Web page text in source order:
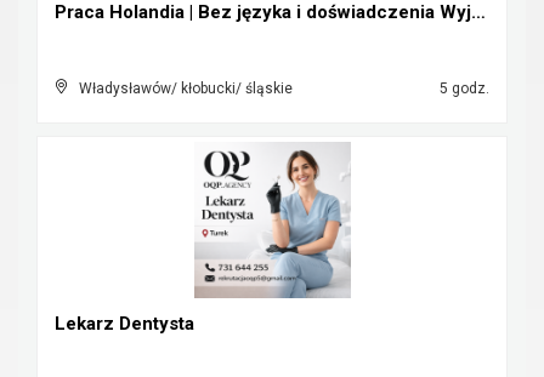
Praca Holandia | Bez języka i doświadczenia Wyjazd...
Władysławów/ kłobucki/ śląskie 5 godz.
Lekarz Dentysta